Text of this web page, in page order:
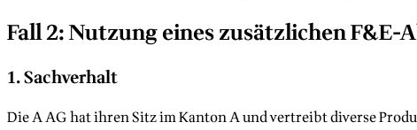
Fall 2: Nutzung eines zusätzlichen F&E-
1. Sachverhalt
Die A AG hat ihren Sitz im Kanton A und vertreibt diverse